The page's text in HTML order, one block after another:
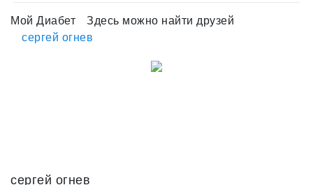
Мой Диабет
Здесь можно найти друзей
сергей огнев
сергей огнев